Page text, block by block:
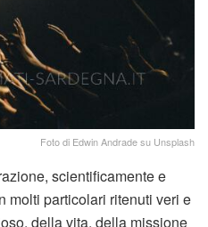
Foto di Edwin Andrade su Unsplash
scientificamente e
molti particolari ritenuti veri e
della vita, della missione